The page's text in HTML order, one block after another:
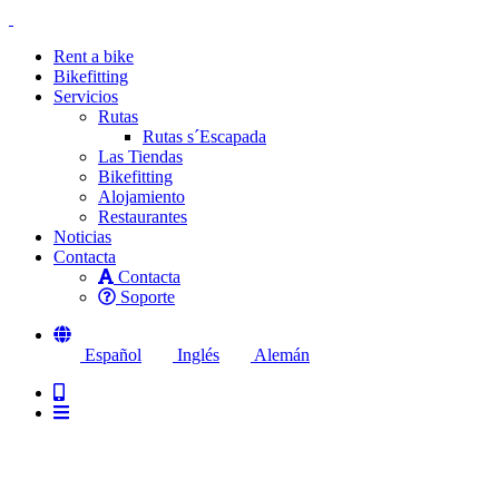
Rent a bike
Bikefitting
Servicios
Rutas
Rutas s´Escapada
Las Tiendas
Bikefitting
Alojamiento
Restaurantes
Noticias
Contacta
Contacta
Soporte
Español Inglés Alemán